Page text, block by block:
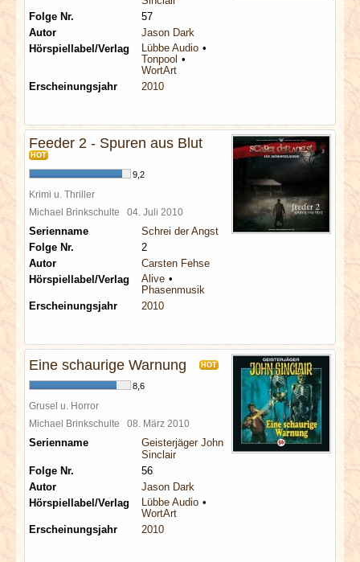
Folge Nr.
57
Autor
Jason Dark
Hörspiellabel/Verlag
Lübbe Audio
Tonpool
WortArt
Erscheinungsjahr
2010
Feeder 2 - Spuren aus Blut
HOT
9,2
Krimi u. Thriller
Michael Brinkschulte 04. Juli 2010
Serienname
Schrei der Angst
Folge Nr.
2
Autor
Carsten Fehse
Hörspiellabel/Verlag
Alive
Phasenmusik
Erscheinungsjahr
2010
Eine schaurige Warnung HOT
8,6
Grusel u. Horror
Michael Brinkschulte 08. März 2010
Serienname
Geisterjäger John
Sinclair
Folge Nr.
56
Autor
Jason Dark
Hörspiellabel/Verlag
Lübbe Audio
WortArt
Erscheinungsjahr
2010